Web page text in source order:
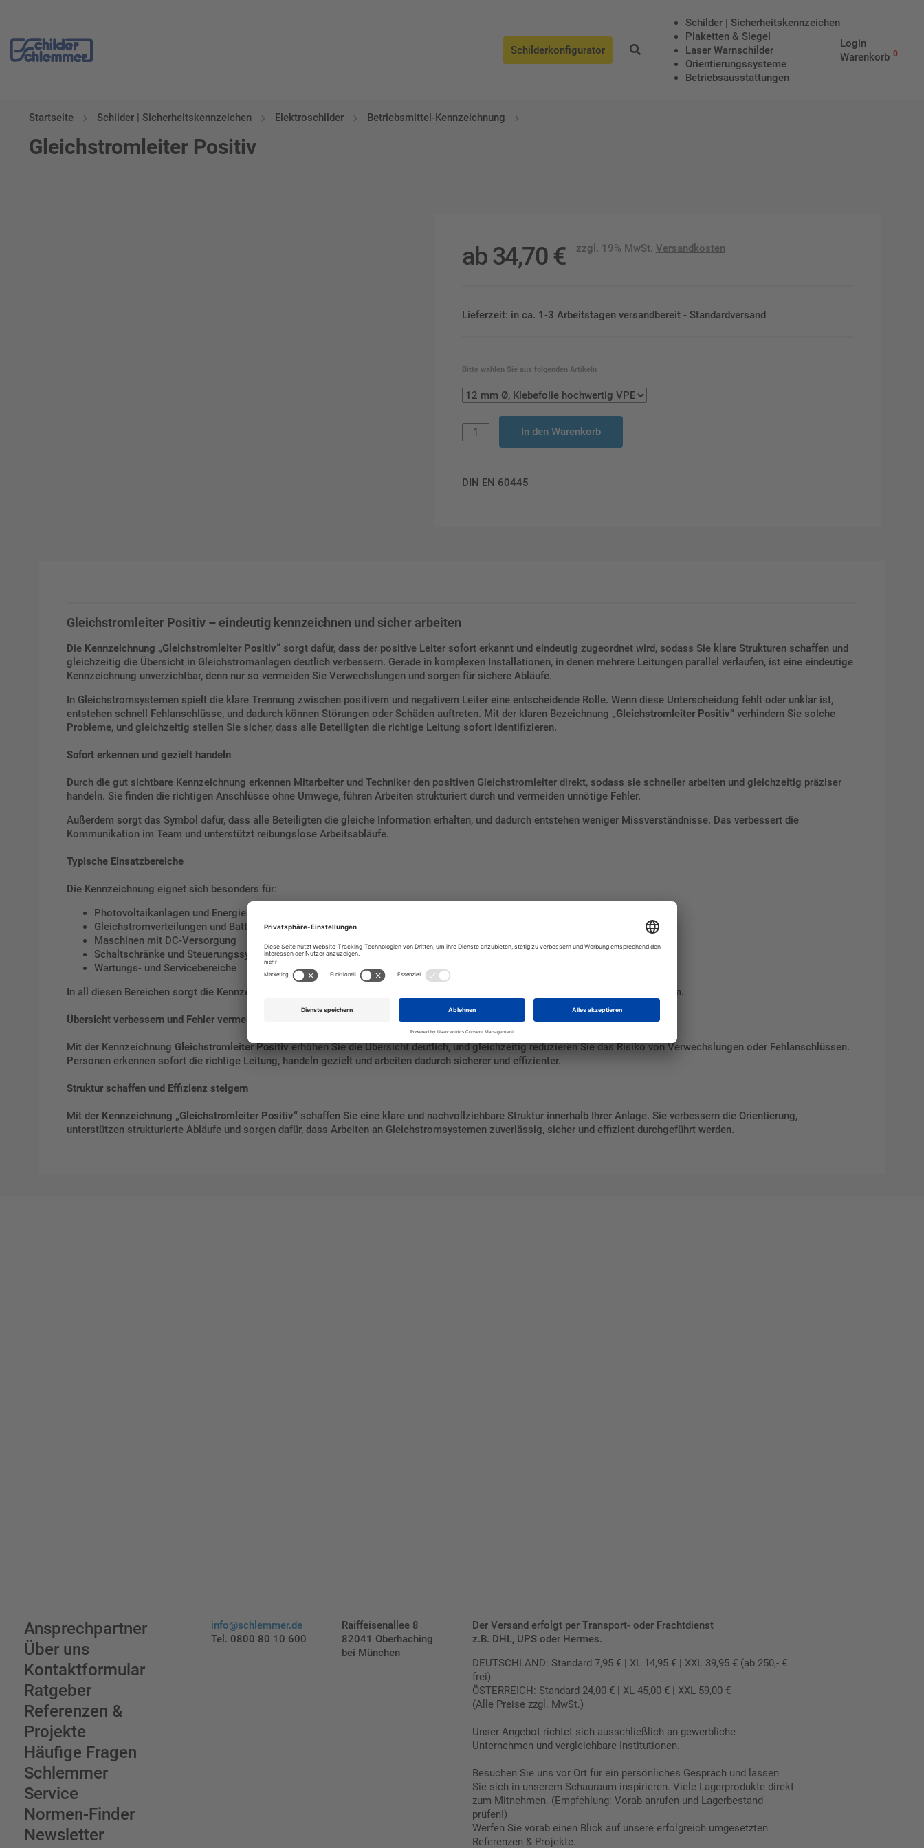
Schilderkonfigurator
Schilder | Sicherheitskennzeichen
Plaketten & Siegel
Laser Warnschilder
Orientierungssysteme
Betriebs­aus­stattungen
Login
Warenkorb 0
Startseite Schilder | Sicherheitskennzeichen Elektroschilder Betriebsmittel-Kennzeichnung
Gleichstromleiter Positiv
ab34,70 € zzgl. 19% MwSt. Versandkosten
Lieferzeit: in ca. 1-3 Arbeitstagen versandbereit - Standardversand
Bitte wählen Sie aus folgenden Artikeln
In den Warenkorb
DIN EN 60445
Gleichstromleiter Positiv – eindeutig kennzeichnen und sicher arbeiten
Die Kennzeichnung „Gleichstromleiter Positiv“ sorgt dafür, dass der positive Leiter sofort erkannt und eindeutig zugeordnet wird, sodass Sie klare Strukturen schaffen und
gleichzeitig die Übersicht in Gleichstromanlagen deutlich verbessern. Gerade in komplexen Installationen, in denen mehrere Leitungen parallel verlaufen, ist eine eindeutige
Kennzeichnung unverzichtbar, denn nur so vermeiden Sie Verwechslungen und sorgen für sichere Abläufe.
In Gleichstromsystemen spielt die klare Trennung zwischen positivem und negativem Leiter eine entscheidende Rolle. Wenn diese Unterscheidung fehlt oder unklar ist,
entstehen schnell Fehlanschlüsse, und dadurch können Störungen oder Schäden auftreten. Mit der klaren Bezeichnung „Gleichstromleiter Positiv“ verhindern Sie solche
Probleme, und gleichzeitig stellen Sie sicher, dass alle Beteiligten die richtige Leitung sofort identifizieren.
Sofort erkennen und gezielt handeln
Durch die gut sichtbare Kennzeichnung erkennen Mitarbeiter und Techniker den positiven Gleichstromleiter direkt, sodass sie schneller arbeiten und gleichzeitig präziser
handeln. Sie finden die richtigen Anschlüsse ohne Umwege, führen Arbeiten strukturiert durch und vermeiden unnötige Fehler.
Außerdem sorgt das Symbol dafür, dass alle Beteiligten die gleiche Information erhalten, und dadurch entstehen weniger Missverständnisse. Das verbessert die
Kommunikation im Team und unterstützt reibungslose Arbeitsabläufe.
Typische Einsatzbereiche
Die Kennzeichnung eignet sich besonders für:
Photovoltaikanlagen und Energiespeicher
Gleichstromverteilungen und Batteriesysteme
Maschinen mit DC-Versorgung
Schaltschränke und Steuerungssysteme
Wartungs- und Servicebereiche
In all diesen Bereichen sorgt die Kennzeichnung dafür, dass der positive Gleichstromleiter jederzeit eindeutig identifiziert werden kann.
Übersicht verbessern und Fehler vermeiden
Mit der Kennzeichnung Gleichstromleiter Positiverhöhen Sie die Übersicht deutlich, und gleichzeitig reduzieren Sie das Risiko von Verwechslungen oder Fehlanschlüssen.
Personen erkennen sofort die richtige Leitung, handeln gezielt und arbeiten dadurch sicherer und effizienter.
Struktur schaffen und Effizienz steigern
Mit der Kennzeichnung „Gleichstromleiter Positiv“ schaffen Sie eine klare und nachvollziehbare Struktur innerhalb Ihrer Anlage. Sie verbessern die Orientierung,
unterstützen strukturierte Abläufe und sorgen dafür, dass Arbeiten an Gleichstromsystemen zuverlässig, sicher und effizient durchgeführt werden.
Ansprechpartner
Über uns
Kontaktformular
Ratgeber
Referenzen &
Projekte
Häufige Fragen
Schlemmer
Service
Normen-Finder
Newsletter
info@schlemmer.de
Tel. 0800 80 10 600
Raiffeisenallee 8
82041 Oberhaching
bei München
Der Versand erfolgt per Transport- oder Frachtdienst
z.B. DHL, UPS oder Hermes.
DEUTSCHLAND: Standard 7,95 € | XL 14,95 € | XXL 39,95 € (ab 250,- €
frei)
ÖSTERREICH: Standard 24,00 € | XL 45,00 € | XXL 59,00 €
(Alle Preise zzgl. MwSt.)
Unser Angebot richtet sich ausschließlich an gewerbliche
Unternehmen und vergleichbare Institutionen.
Besuchen Sie uns vor Ort für ein persönliches Gespräch und lassen
Sie sich in unserem Schauraum inspirieren. Viele Lagerprodukte direkt
zum Mitnehmen. (Empfehlung: Vorab anrufen und Lagerbestand
prüfen!)
Werfen Sie vorab einen Blick auf unsere erfolgreich umgesetzten
Referenzen & Projekte.